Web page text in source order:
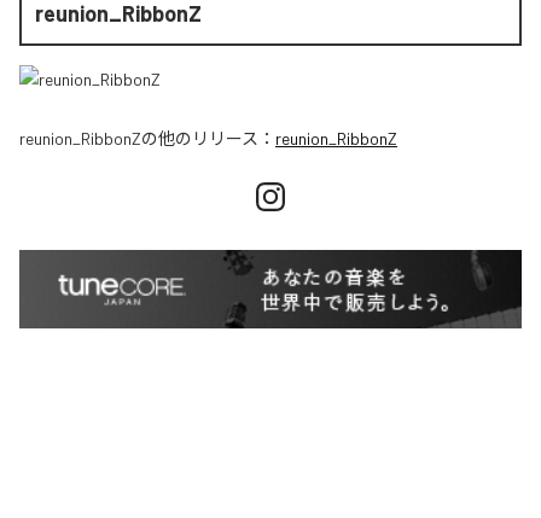
reunion_RibbonZ
reunion_RibbonZの他のリリース： reunion_RibbonZ